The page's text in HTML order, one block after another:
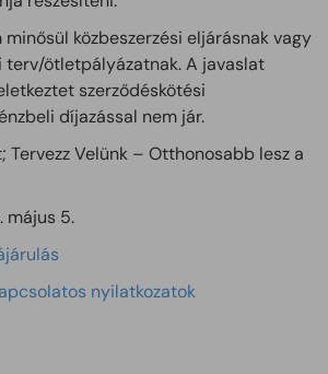
közbeszerzési eljárásnak vagy
terv/ötletpályázatnak. A javaslat
szerződéskötési
díjazással nem jár.
Tervezz Velünk – Otthonosabb lesz a
május 5.
nyilatkozatok